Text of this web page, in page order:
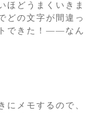
ほどうまくいきま
どの文字が間違っ
できた！――なん
にメモするので、